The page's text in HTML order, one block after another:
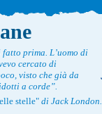
prima. L’uomo di
cercato di
visto che già da
a corde”.
stelle"di Jack London.